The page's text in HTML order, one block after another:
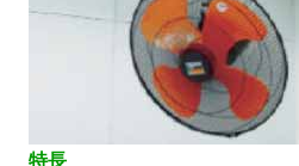
特長